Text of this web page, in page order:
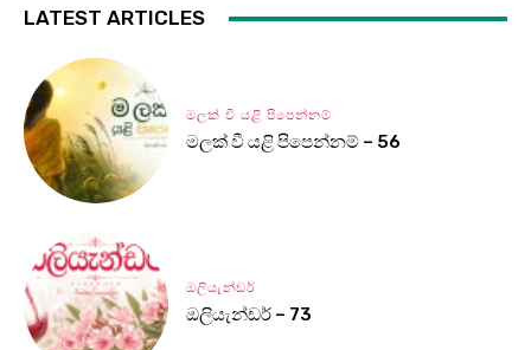
LATEST ARTICLES
මලක් වී යළි පිපෙන්නම්
මලක් වී යළි පිපෙන්නම් – 56
ඔලියැන්ඩර්
ඔලියැන්ඩර් – 73